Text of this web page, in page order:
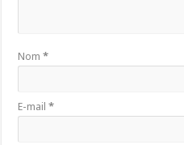
Nom*
E-mail*